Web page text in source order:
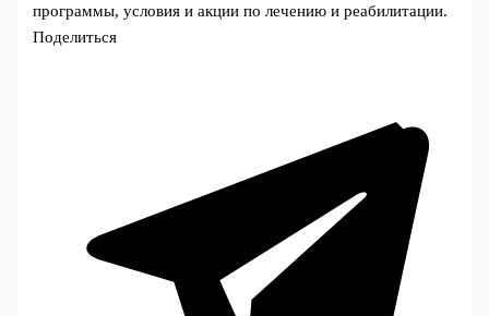
программы, условия и акции по лечению и реабилитации.
Поделиться